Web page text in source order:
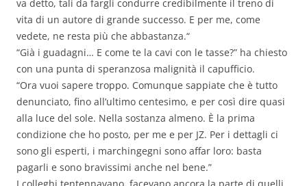
va detto, tali da fargli condurre credibilmente il treno di
vita di un autore di grande successo. E per me, come
vedete, ne resta più che abbastanza.“
“Già i guadagni… E come te la cavi con le tasse?” ha chiesto
con una punta di speranzosa malignità il capufficio.
“Ora vuoi sapere troppo. Comunque sappiate che è tutto
denunciato, fino all’ultimo centesimo, e per così dire quasi
alla luce del sole. Nella sostanza almeno. È la prima
condizione che ho posto, per me e per JZ. Per i dettagli ci
sono gli esperti, i marchingegni sono affar loro: basta
pagarli e sono bravissimi anche nel bene.”